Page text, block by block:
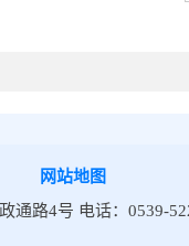
网站地图
通路4号 电话：0539-